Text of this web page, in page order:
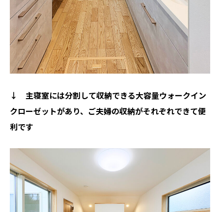
↓ 主寝室には分割して収納できる大容量ウォークイン
クローゼットがあり、ご夫婦の収納がそれぞれできて便
利です